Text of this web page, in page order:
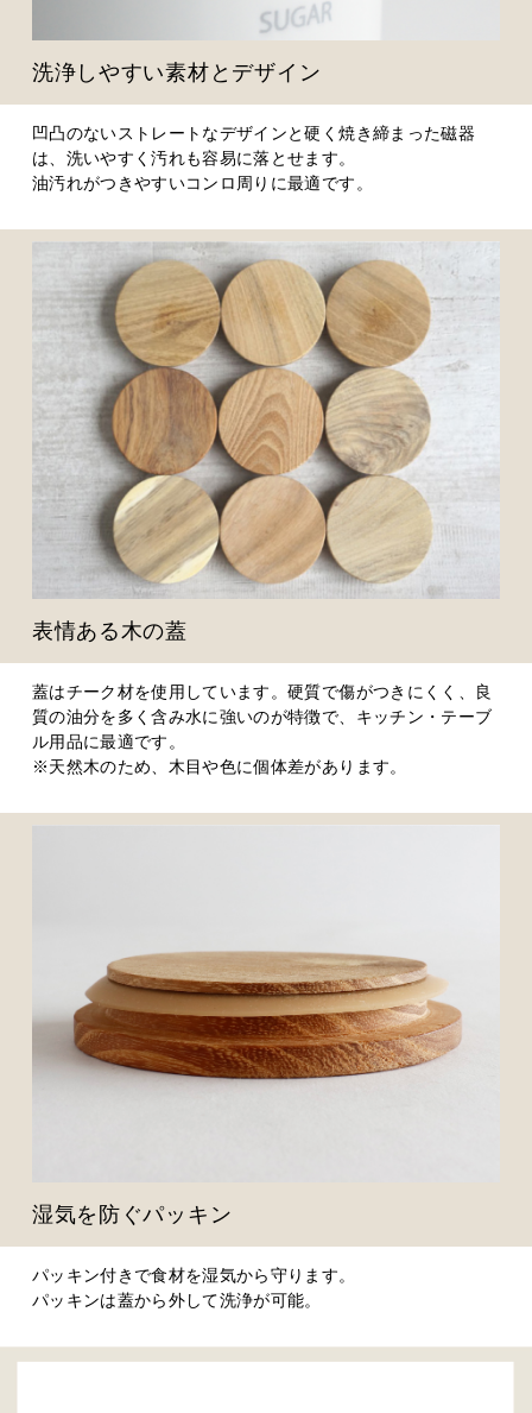
洗浄しやすい素材とデザイン
凹凸のないストレートなデザインと硬く焼き締まった磁器
は、洗いやすく汚れも容易に落とせます。
油汚れがつきやすいコンロ周りに最適です。
表情ある木の蓋
蓋はチーク材を使用しています。硬質で傷がつきにくく、良
質の油分を多く含み水に強いのが特徴で、キッチン・テーブ
ル用品に最適です。
※天然木のため、木目や色に個体差があります。
湿気を防ぐパッキン
パッキン付きで食材を湿気から守ります。
パッキンは蓋から外して洗浄が可能。